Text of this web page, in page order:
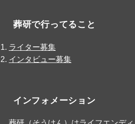
葬研で行ってること
ライター募集
インタビュー募集
インフォメーション